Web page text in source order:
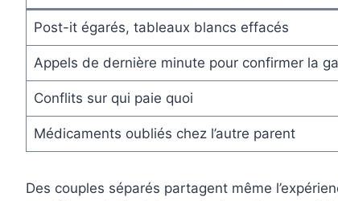
Post-it égarés, tableaux blancs effacés
Appels de dernière minute pour confirmer la
Conflits sur qui paie quoi
Médicaments oubliés chez l’autre parent
Des couples séparés partagent même